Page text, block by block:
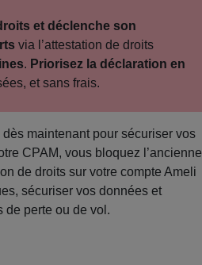
et déclenche son
via l’attestation de droits
. Priorisez la déclaration en
et sans frais.
maintenant pour sécuriser vos
CPAM, vous bloquez l’ancienne
de droits sur votre compte Ameli
sécuriser vos données et
de perte ou de vol.